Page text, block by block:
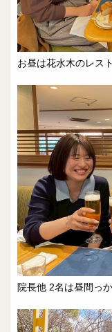
お昼は花水木のレス
院長他 2名は昼間っ